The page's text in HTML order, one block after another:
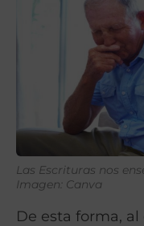
Las Escrituras nos
Imagen: Canva
De esta forma,